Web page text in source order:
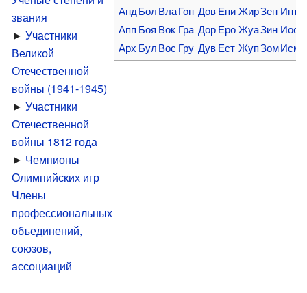
звания
► Участники
Великой
Отечественной
войны (1941-1945)
► Участники
Отечественной
войны 1812 года
► Чемпионы
Олимпийских игр
Члены
профессиональных
объединений,
союзов,
ассоциаций
АндБолВлаГон ДовЕпиЖирЗен Инт
Апп Боя Вок Гра ДорЕроЖуаЗин Иос
Арх БулВос Гру ДувЕст ЖупЗомИсм